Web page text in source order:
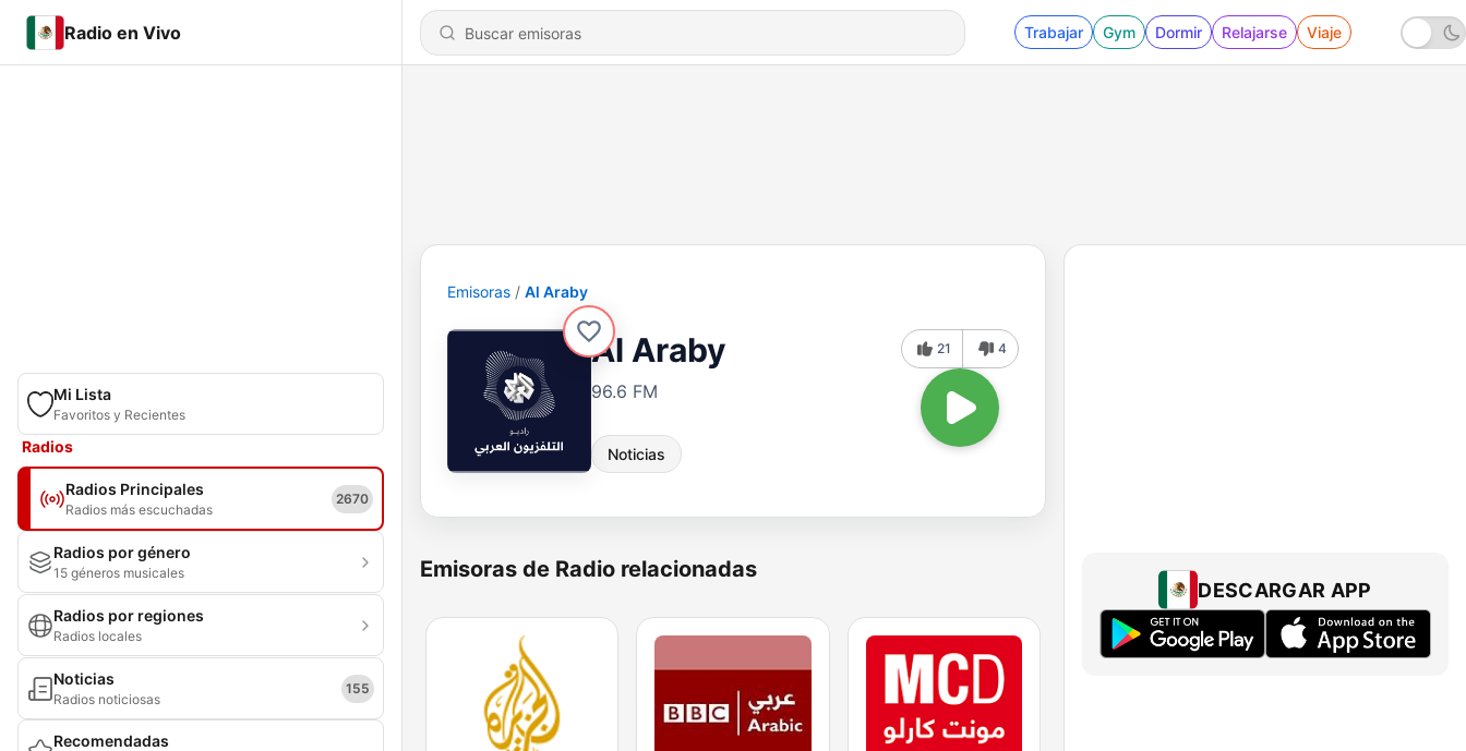
Radio en Vivo Trabajar Gym Dormir Relajarse Viaje
Mi Lista
Favoritos y Recientes
Radios
Radios Principales
Radios más escuchadas
2670
Radios por género
15 géneros musicales
Radios por regiones
Radios locales
Noticias
Radios noticiosas
155
Recomendadas
Emisoras Al Araby
Al Araby
96.6 FM
Noticias
21 4
Emisoras de Radio relacionadas
DESCARGAR APP